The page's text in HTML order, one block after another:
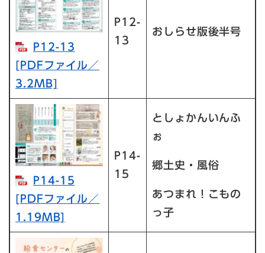
P12-13
[PDFファイル／
3.2MB]
P12-
13
おしらせ版後半号
P14-15
[PDFファイル／
1.19MB]
P14-
15
としょかんいんふ
ぉ
郷土史・風俗
あつまれ！こもの
っ子